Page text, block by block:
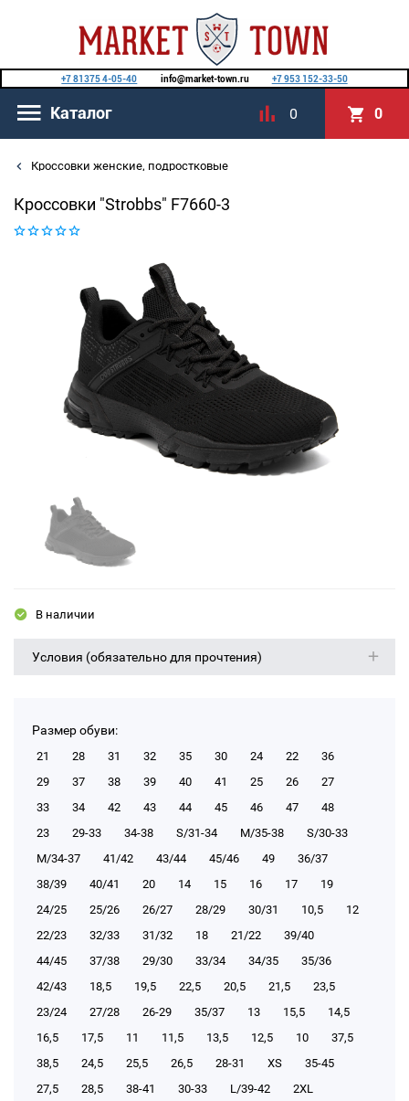
+7 81375 4-05-40 info@market-town.ru +7 953 152-33-50
Каталог 0 0
Кроссовки женские, подростковые
Кроссовки "Strobbs" F7660-3
В наличии
Условия (обязательно для прочтения)
Размер обуви:
21 28 31 32 35 30 24 22
36
29
37 38 39 40 41 25 26
27
33
34 42 43 44 45 46 47
48
23
29-33 34-38 S/31-34 М/35-38
S/30-33
М/34-37
41/42 43/44 45/46 49
36/37
38/39
40/41 20 14 15 16 17
19
24/25
25/26 26/27 28/29 30/31 10,5
12
22/23
32/33 31/32 18 21/22
39/40
44/45
37/38 29/30 33/34 34/35
35/36
42/43
18,5 19,5 22,5 20,5 21,5
23,5
23/24
27/28 26-29 35/37 13 15,5
14,5
16,5
17,5 11 11,5 13,5 12,5 10
37,5
38,5
24,5 25,5 26,5 28-31 XS
35-45
27,5
28,5 38-41 30-33 L/39-42
2XL